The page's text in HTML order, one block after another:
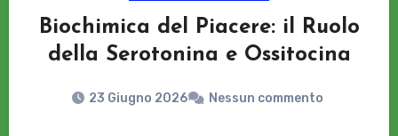
Biochimica del Piacere: il Ruolo
della Serotonina e Ossitocina
23 Giugno 2026 Nessun commento